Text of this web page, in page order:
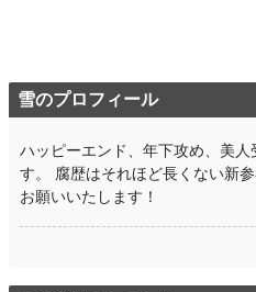
雪のプロフィール
ハッピーエンド、年下攻め、美
す。 腐歴はそれほど長くない新
お願いいたします！